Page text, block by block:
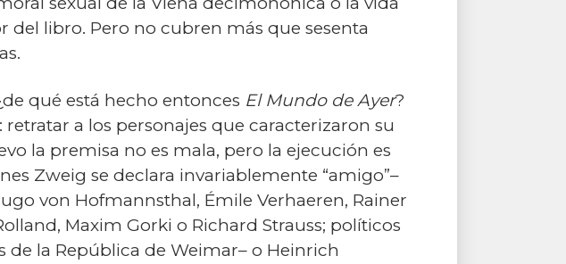
libro. Pero no cubren más que sesenta
qué está hecho entonces El Mundo de Ayer?
a los personajes que caracterizaron su
la premisa no es mala, pero la ejecución es
Zweig se declara invariablemente “amigo”–
von Hofmannsthal, Émile Verhaeren, Rainer
Maxim Gorki o Richard Strauss; políticos
la República de Weimar– o Heinrich